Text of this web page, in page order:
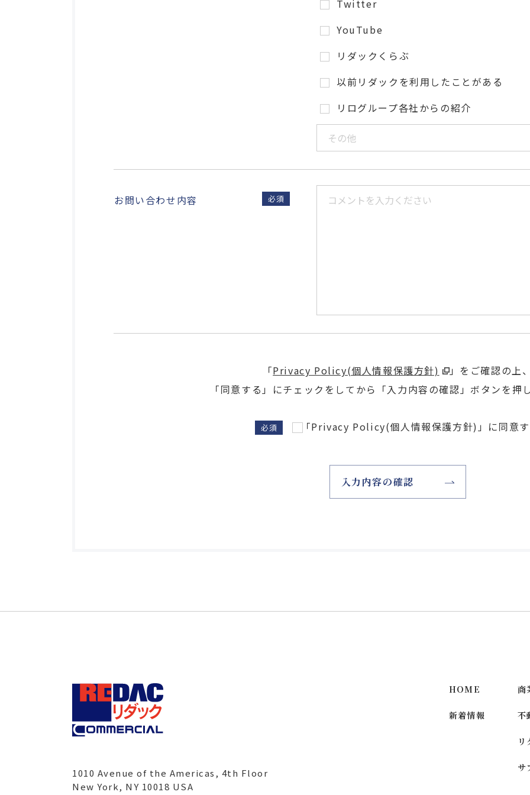
Twitter
YouTube
リダックくらぶ
以前リダックを利用したことがある
リログループ各社からの紹介
お問い合わせ内容 必須
「Privacy Policy(個人情報保護方針)
」をご確認の上、
「同意する」にチェックをしてから「入力内容の確認」ボタンを押
必須 「Privacy Policy(個人情報保護方針)」に同意す
入力内容の確認
1010 Avenue of the Americas, 4th Floor
New York, NY 10018 USA
HOME
新着情報
商
不
サ